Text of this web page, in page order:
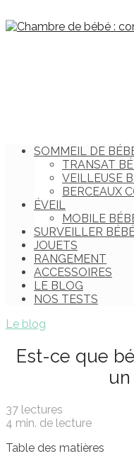
SOMMEIL DE
TRANSAT
VEILLEUSE
BERCEAUX
ÉVEIL
MOBILE
SURVEILLER
JOUETS
RANGEMENT
ACCESSOIRES
LE BLOG
NOS TESTS
Le blog
Est-ce que
37 lectures
4 min. de lecture
Table des matières